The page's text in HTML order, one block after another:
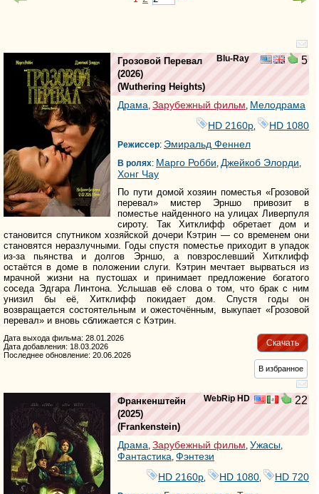
Blu-Ray 5
Грозовой Перевал
(2026)
(Wuthering Heights)
Драма, Зарубежный фильм, Мелодрама
HD 2160р
HD 1080
Режиссер: Эмиральд Феннел
В ролях: Марго Робби, Джейкоб Элорди,
Хонг Чау
По пути домой хозяин поместья «Грозовой
перевал» мистер Эрншо привозит в
поместье найденного на улицах Ливерпуля
сироту. Так Хитклифф обретает дом и
становится спутником хозяйской дочери Кэтрин — со временем они
становятся неразлучными. Годы спустя поместье приходит в упадок
из-за пьянства и долгов Эрншо, а повзрослевший Хитклифф
остаётся в доме в положении слуги. Кэтрин мечтает вырваться из
мрачной жизни на пустошах и принимает предложение богатого
соседа Эдгара Линтона. Услышав её слова о том, что брак с ним
унизил бы её, Хитклифф покидает дом. Спустя годы он
возвращается состоятельным и ожесточённым, выкупает «Грозовой
перевал» и вновь сближается с Кэтрин.
Скачать
Дата выхода фильма: 28.01.2026
Дата добавления: 18.03.2026
Последнее обновление: 20.06.2026
В избранное
WebRip HD 22
Франкенштейн
(2025)
(Frankenstein)
Драма, Зарубежный фильм, Ужасы,
Фантастика, Фэнтези
HD 2160р
HD 1080 HD 720